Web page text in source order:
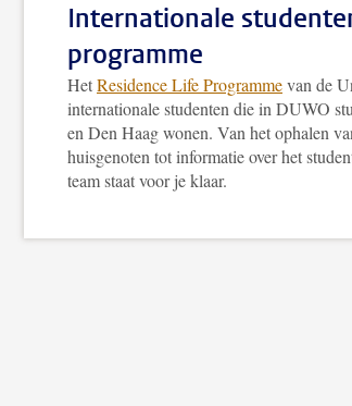
Internationale
programme
HetResidence Life Programmevan de
internationale studenten die in DUWO
en Den Haag wonen. Van het ophalen
huisgenoten tot informatie over het
team staat voor je klaar.